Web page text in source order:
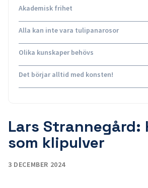
Akademisk frihet
Alla kan inte vara tulipanarosor
Olika kunskaper behövs
Det börjar alltid med konsten!
Lars Strannegård:
som klipulver
3 DECEMBER 2024